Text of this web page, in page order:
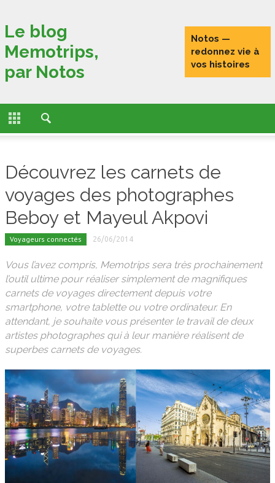
ACCUEIL
ACTUALITÉS
FONCTIONNALITÉS
L’HISTOIRE DE MEMOTRIPS
VOYAGEURS CONNECTÉS
TESTS
PORTRAITS DE VOYAGEURS
Le blog
Memotrips,
par Notos
Notos —
redonnez vie à
vos histoires
Découvrez les carnets de
voyages des photographes
Beboy et Mayeul Akpovi
Voyageurs connectés 26/06/2014
Vous l’avez compris, Memotrips sera très prochainement
l’outil ultime pour réaliser simplement de magnifiques
carnets de voyages directement depuis votre
smartphone, votre tablette ou votre ordinateur. En
attendant, je souhaite vous présenter le travail de deux
artistes photographes qui à leur manière réalisent de
superbes carnets de voyages.